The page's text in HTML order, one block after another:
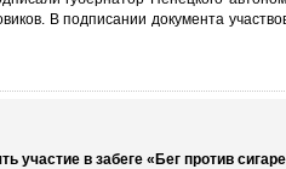
В подписании документа
участие в забеге «Бег против